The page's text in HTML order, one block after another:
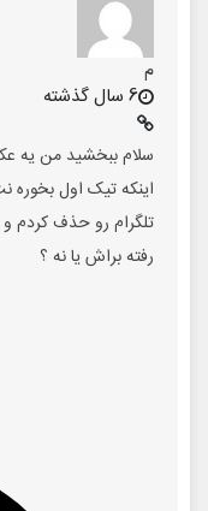
م
6 سال گذشته
سلام ببخشید من یه
اینکه تیک اول بخوره
تلگرام رو حذف کردم
رفته براش یا نه ؟